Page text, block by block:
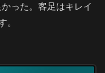
った。客足はキレイ
。